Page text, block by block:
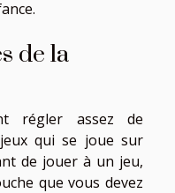
de la
régler assez de
qui se joue sur
de jouer à un jeu,
que vous devez